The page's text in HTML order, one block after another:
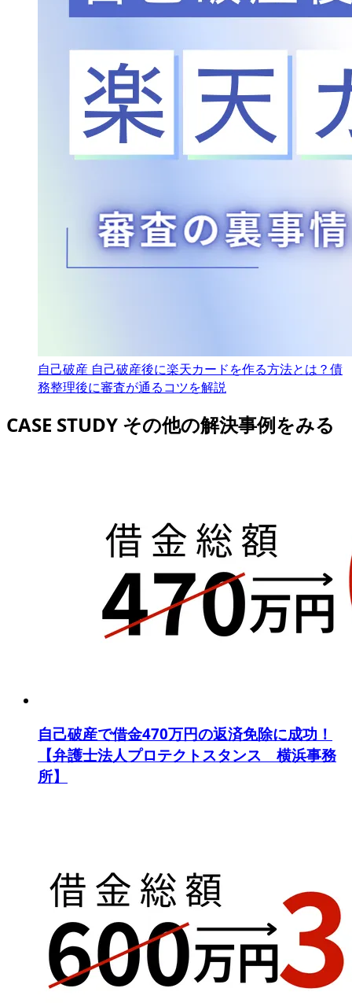
自己破産 自己破産後に楽天カードを作る方法とは？債
務整理後に審査が通るコツを解説
CASE STUDY その他の解決事例をみる
自己破産で借金470万円の返済免除に成功！
【弁護士法人プロテクトスタンス 横浜事務
所】